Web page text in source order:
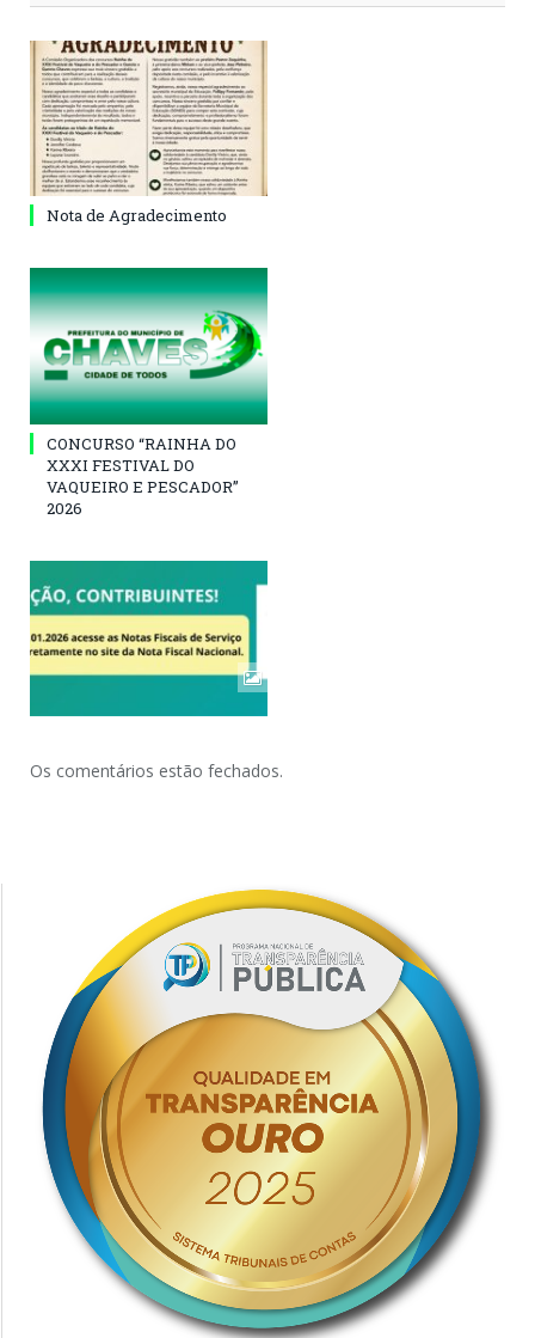
Nota de Agradecimento
CONCURSO “RAINHA DO
XXXI FESTIVAL DO
VAQUEIRO E PESCADOR”
2026
Os comentários estão fechados.